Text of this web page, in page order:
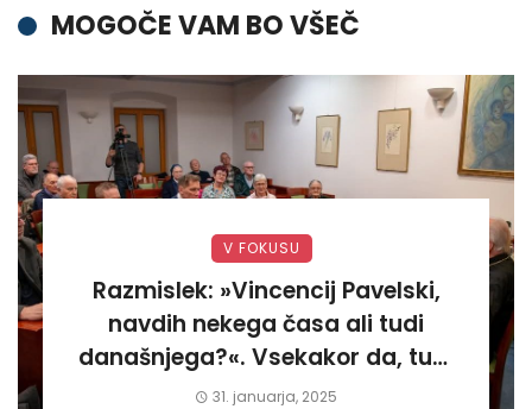
MOGOČE VAM BO VŠEČ
V FOKUSU
Razmislek: »Vincencij Pavelski,
navdih nekega časa ali tudi
današnjega?«. Vsekakor da, tudi
današnjega«
31. januarja, 2025